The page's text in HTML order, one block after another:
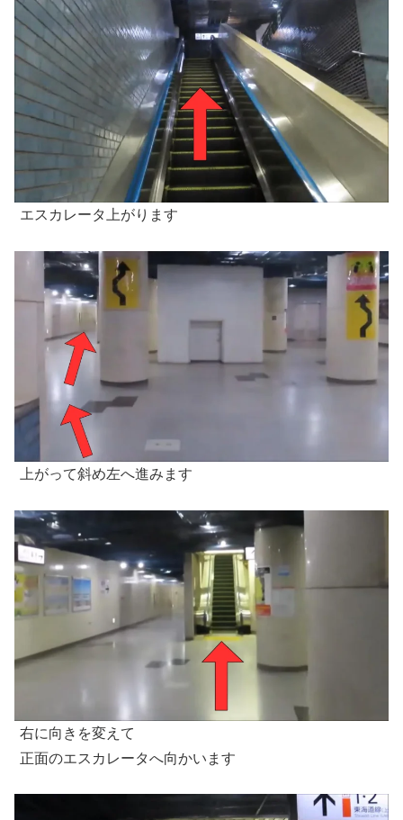
エスカレータ上がります
上がって斜め左へ進みます
右に向きを変えて
正面のエスカレータへ向かいます